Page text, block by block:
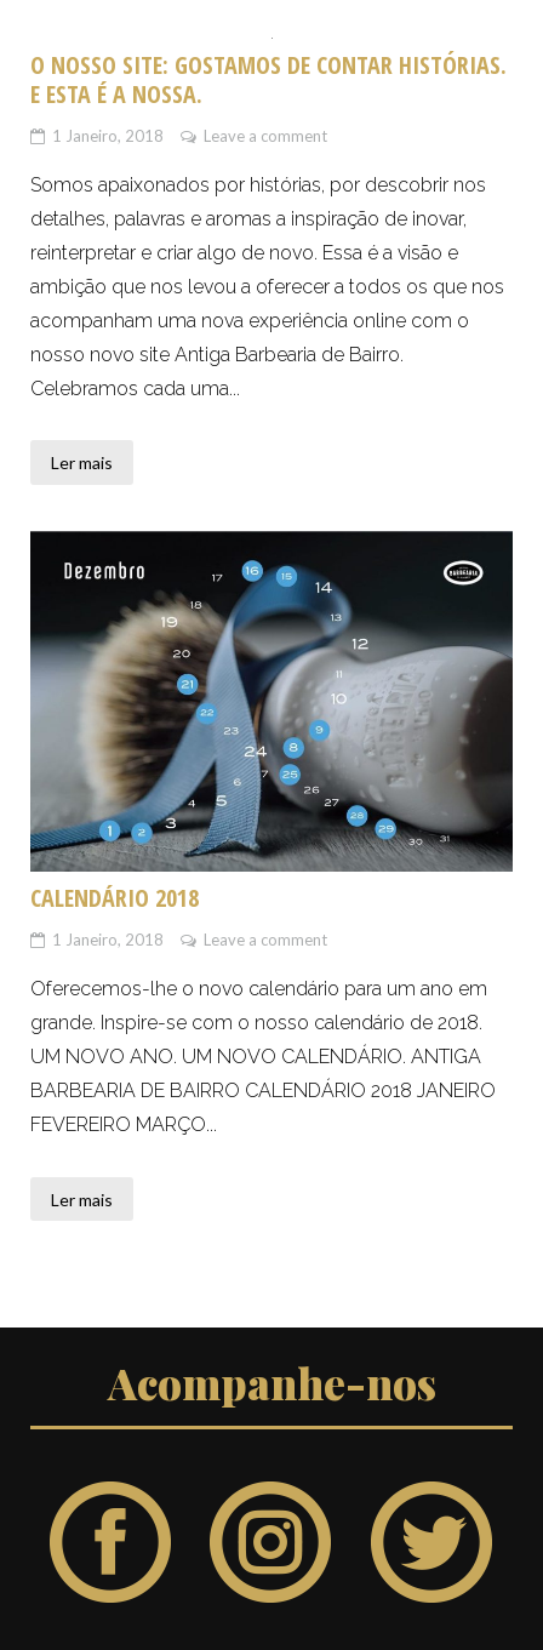
O NOSSO SITE: GOSTAMOS DE CONTAR HISTÓRIAS.
E ESTA É A NOSSA.
1 Janeiro, 2018 Leave a comment
Somos apaixonados por histórias, por descobrir nos
detalhes, palavras e aromas a inspiração de inovar,
reinterpretar e criar algo de novo. Essa é a visão e
ambição que nos levou a oferecer a todos os que nos
acompanham uma nova experiência online com o
nosso novo site Antiga Barbearia de Bairro.
Celebramos cada uma...
Ler mais
CALENDÁRIO 2018
1 Janeiro, 2018 Leave a comment
Oferecemos-lhe o novo calendário para um ano em
grande. Inspire-se com o nosso calendário de 2018.
UM NOVO ANO. UM NOVO CALENDÁRIO. ANTIGA
BARBEARIA DE BAIRRO CALENDÁRIO 2018 JANEIRO
FEVEREIRO MARÇO...
Ler mais
Acompanhe-nos